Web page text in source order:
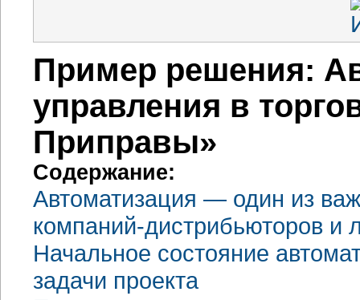
Пример решения:
управления в
Приправы»
Содержание:
Автоматизация — один из
компаний-дистрибьюторов и
Начальное состояние
задачи проекта